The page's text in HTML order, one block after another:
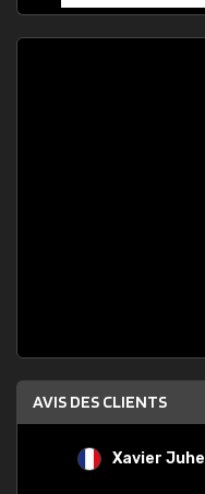
AVIS DES CLIENTS
Xavier Juhel